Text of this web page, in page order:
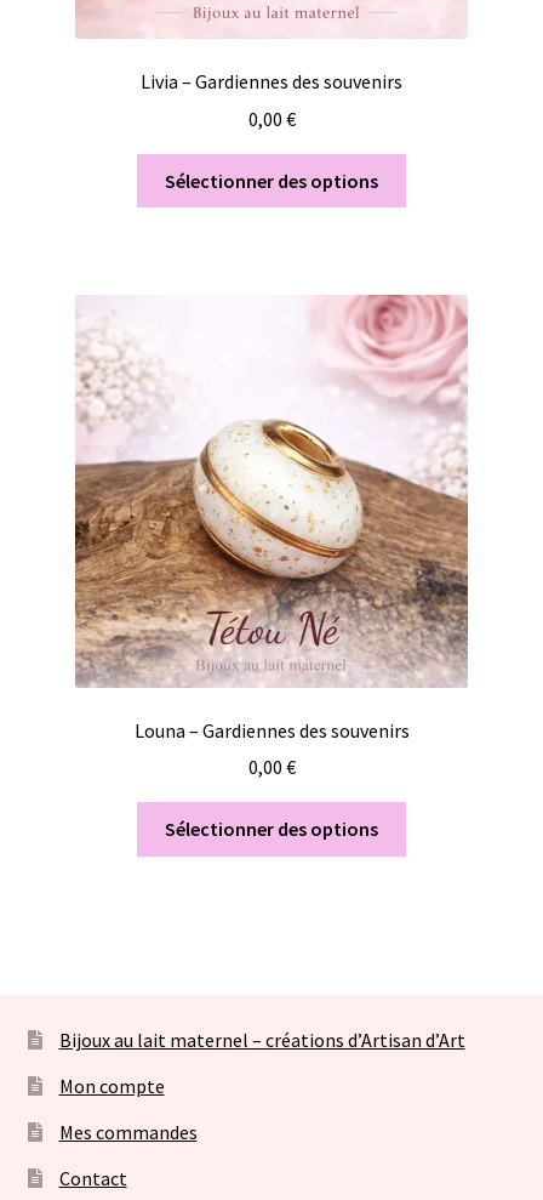
Livia – Gardiennes des souvenirs
0,00 €
Sélectionner des options
Louna – Gardiennes des souvenirs
0,00 €
Sélectionner des options
Bijoux au lait maternel – créations d’Artisan d’Art
Mon compte
Mes commandes
Contact